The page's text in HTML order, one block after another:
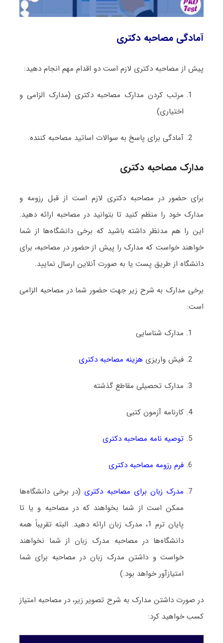
آمادگی مصاحبه دکتری
پیش از مصاحبه دکتری لازم است دو اقدام مهم انجام دهید:
مرتب کردن مدارک مصاحبه دکتری (مدارک الزامی و
اختیاری)
آمادگی برای پاسخ به سوالات اساتید مصاحبه کننده.
مدارک مصاحبه دکتری
برای حضور در مصاحبه دکتری لازم است از قبل رزومه و
مدارک خود را منظم کنید تا بتوانید در مصاحبه ارائه دهید.
این را هم مدنظر داشته باشید که برخی دانشگاه‌ها از شما
خواهند خواست که مدارک را پیش از حضور در مصاحبه، برای
دانشگاه از طریق پست یا به صورت آنلاین ارسال نمایید.
برخی مدارک به شرح زیر جهت حضور شما در مصاحبه الزامی
است:
مدارک شناسایی
فیش واریزی هزینه مصاحبه دکتری
مدارک تحصیلی مقاطع گذشته
کارنامه آزمون کتبی
توصیه نامه مصاحبه دکتری
فرم رزومه مصاحبه دکتری
مدرک زبان برای مصاحبه دکتری (در برخی دانشگاه‌ها
ممکن است از شما بخواهند که در مصاحبه و یا تا
پایان ترم 1، مدرک زبان ارائه دهید. البته تقریباً همه
دانشگاه‌ها در مصاحبه مدرک زبان از شما نخواهند
خواست و داشتن مدرک زبان در مصاحبه برای شما
امتیازآور خواهد بود.)
در صورت داشتن مدارک به شرح تصویر زیر، در مصاحبه امتیاز
کسب خواهید کرد: